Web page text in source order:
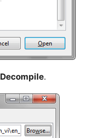
Decompile.